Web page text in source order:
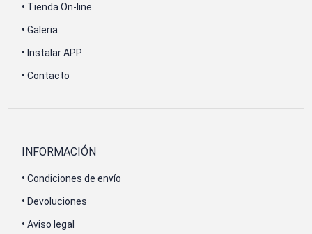
• Tienda On-line
• Galeria
• Instalar APP
• Contacto
INFORMACIÓN
• Condiciones de envío
• Devoluciones
• Aviso legal